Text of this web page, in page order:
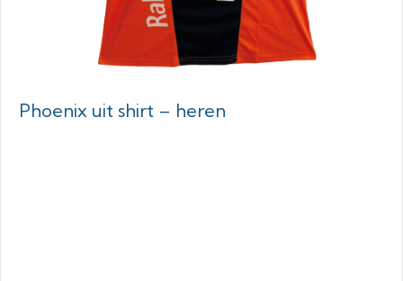
Phoenix uit shirt – heren